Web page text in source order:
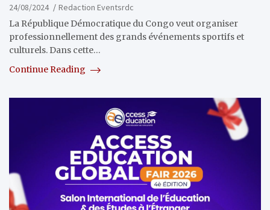
24/08/2024
Redaction Eventsrdc
La République Démocratique du Congo veut organiser
professionnellement des grands événements sportifs et
culturels. Dans cette…
Continue Reading